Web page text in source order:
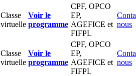
Classe
virtuelle
Voir le
programme
CPF, OPCO
EP,
AGEFICE et
FIFPL
nous
Classe
virtuelle
Voir le
programme
CPF, OPCO
EP,
AGEFICE et
FIFPL
nous